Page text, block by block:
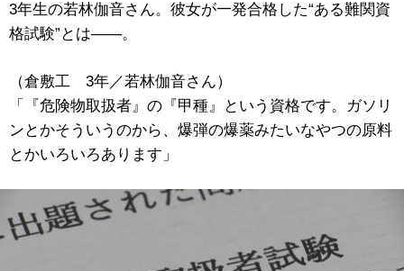
3年生の若林伽音さん。彼女が一発合格した“ある難関資
格試験”とは――。
（倉敷工 3年／若林伽音さん）
「『危険物取扱者』の『甲種』という資格です。ガソリ
ンとかそういうのから、爆弾の爆薬みたいなやつの原料
とかいろいろあります」